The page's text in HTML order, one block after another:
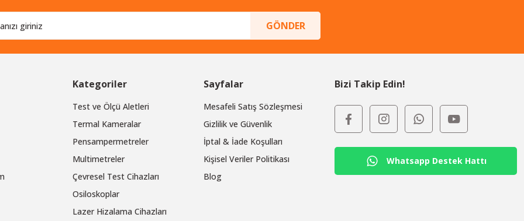
GÖNDER
Kategoriler
Test ve Ölçü Aletleri
Termal Kameralar
Pensampermetreler
Multimetreler
Çevresel Test Cihazları
Osiloskoplar
Lazer Hizalama Cihazları
Sayfalar
Mesafeli Satış Sözleşmesi
Gizlilik ve Güvenlik
İptal & İade Koşulları
Kişisel Veriler Politikası
Blog
Bizi Takip Edin!
Whatsapp Destek Hattı